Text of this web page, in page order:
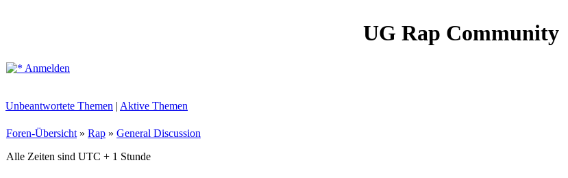
UG Rap Community
Anmelden
Unbeantwortete Themen | Aktive Themen
Foren-Übersicht » Rap » General Discussion
Alle Zeiten sind UTC + 1 Stunde